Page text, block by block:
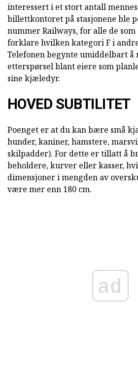
interessert i et stort antall
billettkontoret på stasjonene ble
nummer Railways, for alle de
forklare hvilken kategori F i
Telefonen begynte umiddelbart å
etterspørsel blant eiere som
sine kjæledyr.
HOVED SUBTILITET
Poenget er at du kan bære små
hunder, kaniner, hamstere,
skilpadder). For dette er tillatt å
beholdere, kurver eller kasser,
dimensjoner i mengden av
være mer enn 180 cm.
ad